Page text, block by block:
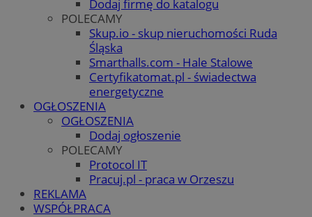
Dodaj firmę do katalogu
POLECAMY
Skup.io - skup nieruchomości Ruda
Śląska
Smarthalls.com - Hale Stalowe
Certyfikatomat.pl - świadectwa
energetyczne
OGŁOSZENIA
OGŁOSZENIA
Dodaj ogłoszenie
POLECAMY
Protocol IT
Pracuj.pl - praca w Orzeszu
REKLAMA
WSPÓŁPRACA